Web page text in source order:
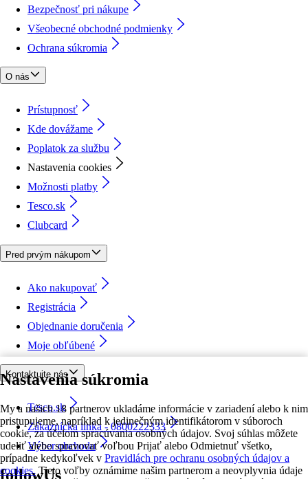
Nastavenia súkromia
My a našich 18 partnerov ukladáme informácie v zariadení alebo k nim
pristupujeme, napríklad k jedinečným identifikátorom v súboroch
cookie, za účelom spracúvania osobných údajov. Svoj súhlas môžete
udeliť alebo spravovať voľbou Prijať alebo Odmietnuť všetko,
prípadne kedykoľvek v Pravidlách pre ochranu osobných údajov a
cookies. Tieto voľby oznámime našim partnerom a neovplyvnia údaje
Bezpečnosť pri nákupe
Všeobecné obchodné podmienky
Ochrana súkromia
O nás
Prístupnosť
Kde dovážame
Poplatok za službu
Nastavenia cookies
Možnosti platby
Tesco.sk
Clubcard
Pred prvým nákupom
Ako nakupovať
Registrácia
Objednanie doručenia
Moje obľúbené
Kontaktujte nás
Tesco.sk
Zákaznícka linka - 0800222333
Výber obchodu
followUs